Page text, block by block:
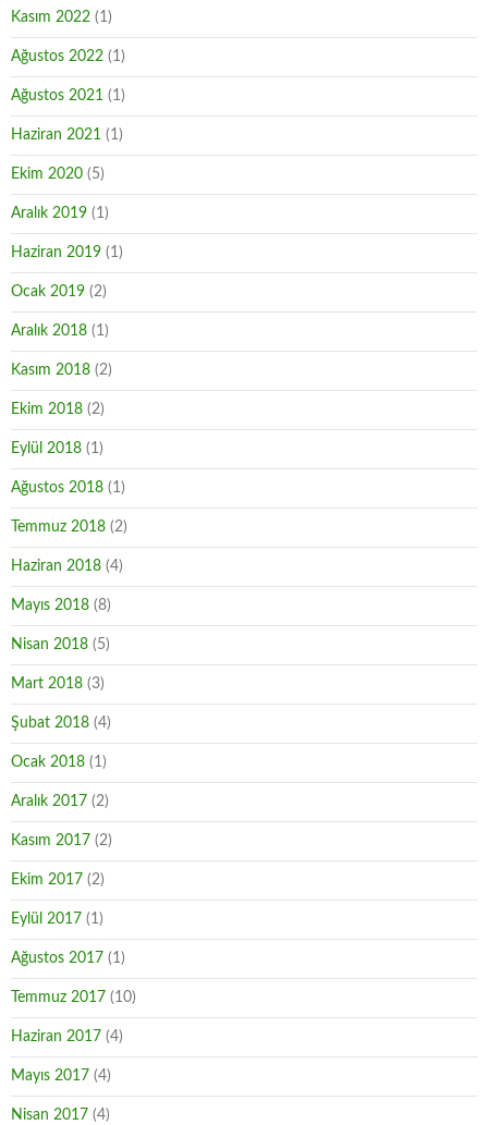
Kasım 2022 (1)
Ağustos 2022 (1)
Ağustos 2021 (1)
Haziran 2021 (1)
Ekim 2020 (5)
Aralık 2019 (1)
Haziran 2019 (1)
Ocak 2019 (2)
Aralık 2018 (1)
Kasım 2018 (2)
Ekim 2018 (2)
Eylül 2018 (1)
Ağustos 2018 (1)
Temmuz 2018 (2)
Haziran 2018 (4)
Mayıs 2018 (8)
Nisan 2018 (5)
Mart 2018 (3)
Şubat 2018 (4)
Ocak 2018 (1)
Aralık 2017 (2)
Kasım 2017 (2)
Ekim 2017 (2)
Eylül 2017 (1)
Ağustos 2017 (1)
Temmuz 2017 (10)
Haziran 2017 (4)
Mayıs 2017 (4)
Nisan 2017 (4)